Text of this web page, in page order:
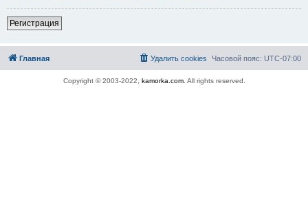
Регистрация
Главная Часовой пояс: UTC-07:00
Удалить cookies
Copyright © 2003-2022, kamorka.com. All rights reserved.